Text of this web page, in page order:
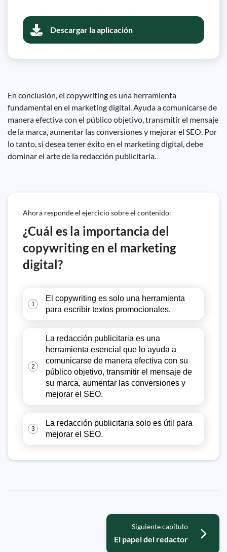
Descargar la aplicación
En conclusión, el copywriting es una herramienta
fundamental en el marketing digital. Ayuda a comunicarse de
manera efectiva con el público objetivo, transmitir el mensaje
de la marca, aumentar las conversiones y mejorar el SEO. Por
lo tanto, si desea tener éxito en el marketing digital, debe
dominar el arte de la redacción publicitaria.
Ahora responde el ejercicio sobre el contenido:
¿Cuál es la importancia del
copywriting en el marketing
digital?
1
El copywriting es solo una herramienta
para escribir textos promocionales.
2
La redacción publicitaria es una
herramienta esencial que lo ayuda a
comunicarse de manera efectiva con su
público objetivo, transmitir el mensaje de
su marca, aumentar las conversiones y
mejorar el SEO.
3
La redacción publicitaria solo es útil para
mejorar el SEO.
Siguiente capítulo
El papel del redactor